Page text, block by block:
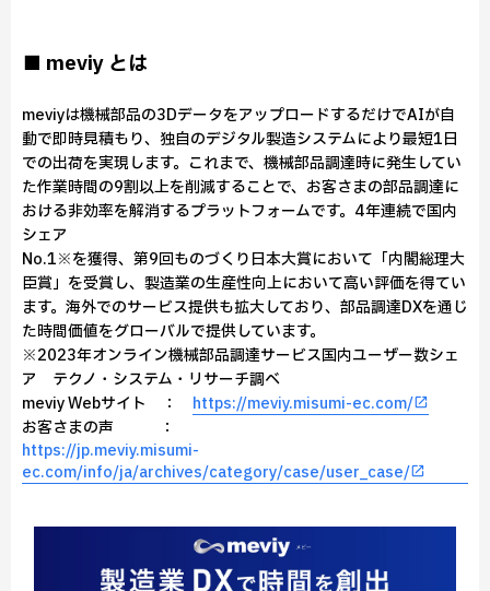
■ meviy とは
meviyは機械部品の3DデータをアップロードするだけでAIが自
動で即時見積もり、独自のデジタル製造システムにより最短1日
での出荷を実現します。これまで、機械部品調達時に発生してい
た作業時間の9割以上を削減することで、お客さまの部品調達に
おける非効率を解消するプラットフォームです。4年連続で国内
シェア
No.1※を獲得、第9回ものづくり日本大賞において「内閣総理大
臣賞」を受賞し、製造業の生産性向上において高い評価を得てい
ます。海外でのサービス提供も拡大しており、部品調達DXを通じ
た時間価値をグローバルで提供しています。
※2023年オンライン機械部品調達サービス国内ユーザー数シェ
ア テクノ・システム・リサーチ調べ
meviy Webサイト ： https://meviy.misumi-ec.com/
お客さまの声 ：
https://jp.meviy.misumi-
ec.com/info/ja/archives/category/case/user_case/